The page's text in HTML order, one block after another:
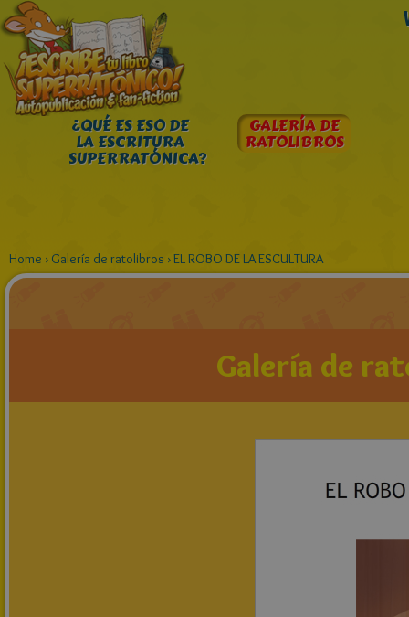
¿QUÉ ES ESO DE
LA ESCRITURA
SUPERRATÓNICA?
GALERÍA DE
RATOLIBROS
Home › Galería de ratolibros ›EL ROBO DE LA ESCULTURA
Galería de